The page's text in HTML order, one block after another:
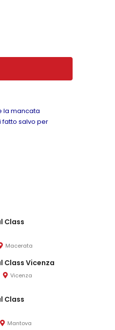
la mancata
fatto salvo per
Class
Macerata
Class Vicenza
Vicenza
Class
Mantova